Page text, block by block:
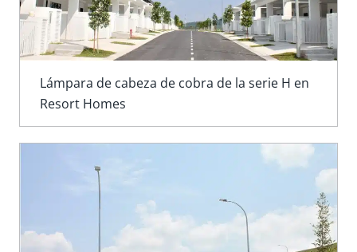
Lámpara de cabeza de cobra de la serie H en
Resort Homes